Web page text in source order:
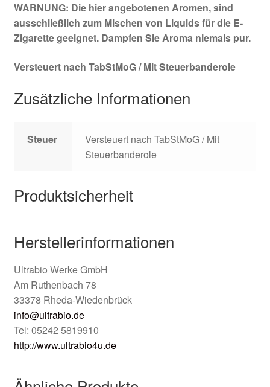
WARNUNG: Die hier angebotenen Aromen, sind
ausschließlich zum Mischen von Liquids für die E-
Zigarette geeignet. Dampfen Sie Aroma niemals pur.
Versteuert nach TabStMoG / Mit Steuerbanderole
Zusätzliche Informationen
Steuer
Versteuert nach TabStMoG / Mit
Steuerbanderole
Produktsicherheit
Herstellerinformationen
Ultrabio Werke GmbH
Am Ruthenbach 78
33378 Rheda-Wiedenbrück
info@ultrabio.de
Tel: 05242 5819910
http://www.ultrabio4u.de